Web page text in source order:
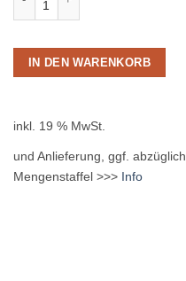
IN DEN WARENKORB
inkl. 19 % MwSt.
und Anlieferung, ggf. abzüglich
Mengenstaffel >>> Info